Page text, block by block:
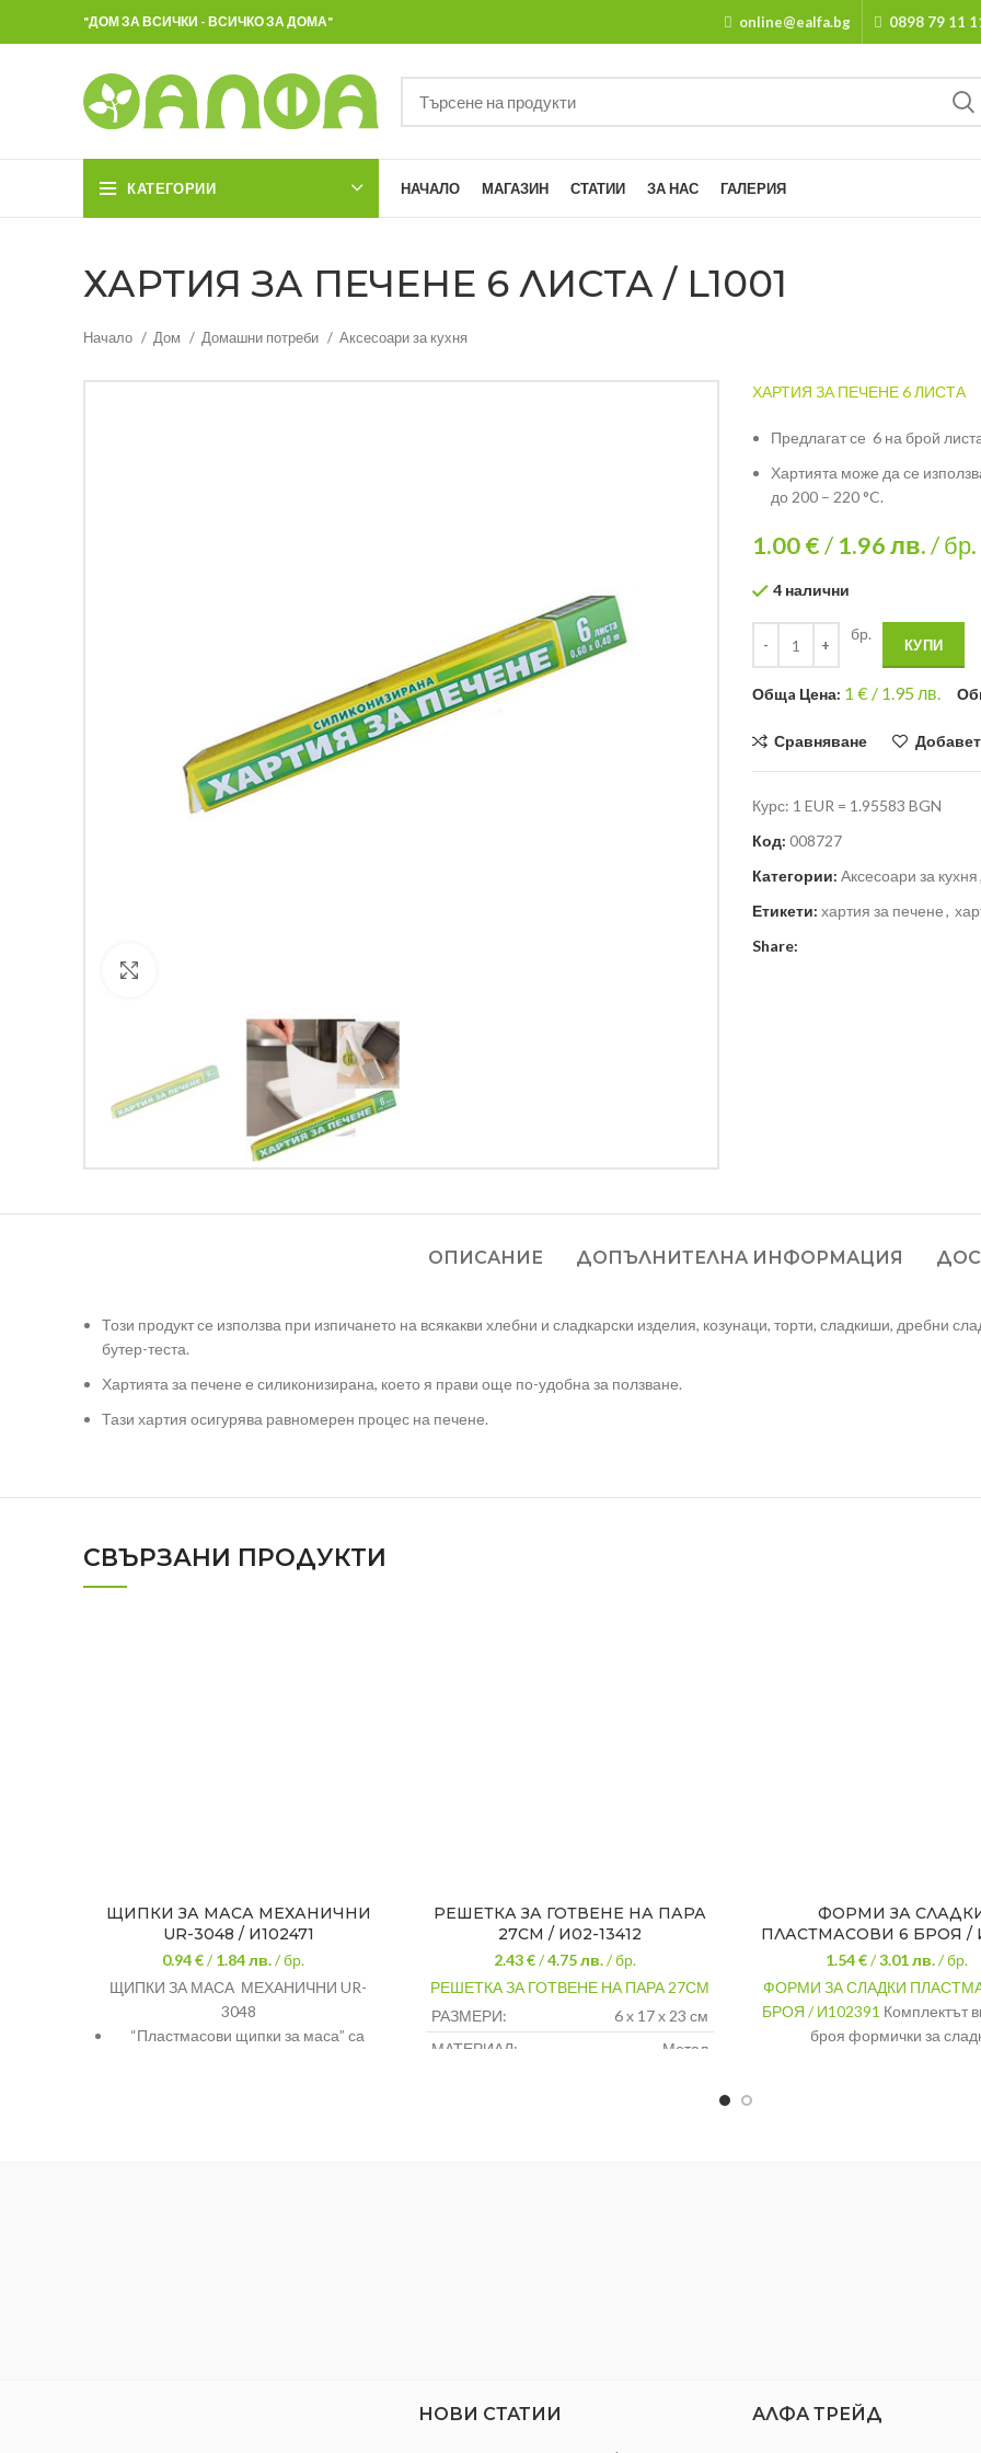
"ДОМ ЗА ВСИЧКИ - ВСИЧКО ЗА ДОМА" online@ealfa.bg 0898 79 11
КАТЕГОРИИ НАЧАЛО МАГАЗИН СТАТИИ ЗА НАС ГАЛЕРИЯ
ХАРТИЯ ЗА ПЕЧЕНЕ 6 ЛИСТА / L1001
Начало Дом Домашни потреби Аксесоари за кухня
ХАРТИЯ ЗА ПЕЧЕНЕ 6 ЛИСТА
Предлагат се 6 на брой
Хартията може да се
до 200 – 220 °C.
1.00 €/ 1.96лв./ бр.
4 налични
бр.
КУПИ
Общa Цена: 1 € / 1.95 лв.
Сравняване
Курс: 1 EUR = 1.95583 BGN
Код: 008727
Категории: Аксесоари за кухня,
Етикети: хартия за печене,
Share:
ОПИСАНИЕ ДОПЪЛНИТЕЛНА ИНФОРМАЦИЯ
Този продукт се използва при изпичането на всякакви хлебни и сладкарски изделия, козунаци, торти, сладкиши, дребни
бутер-теста.
Хартията за печене е силиконизирана, което я прави още по-удобна за ползване.
Тази хартия осигурява равномерен процес на печене.
СВЪРЗАНИ ПРОДУКТИ
ЩИПКИ ЗА МАСА МЕХАНИЧНИ
UR-3048 / И102471
0.94 €/1.84лв. / бр.
ЩИПКИ ЗА МАСА МЕХАНИЧНИ UR-
3048
“Пластмасови щипки за маса” са
РЕШЕТКА ЗА ГОТВЕНЕ НА ПАРА
27СМ / И02-13412
2.43 €/4.75лв. / бр.
РЕШЕТКА ЗА ГОТВЕНЕ НА ПАРА 27СМ
РАЗМЕРИ:
6 х 17 х 23 см
МАТЕРИАЛ:
Метал
ФОРМИ ЗА
ПЛАСТМАСОВИ 6 БРОЯ /
1.54 €/3.01лв. / бр.
ФОРМИ ЗА СЛАДКИ
БРОЯ / И102391 Комплектът
броя формички за
НОВИ СТАТИИ АЛФА ТРЕЙД